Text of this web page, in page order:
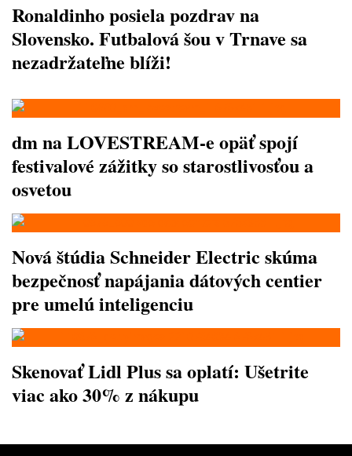
Ronaldinho posiela pozdrav na
Slovensko. Futbalová šou v Trnave sa
nezadržateľne blíži!
dm na LOVESTREAM-e opäť spojí
festivalové zážitky so starostlivosťou a
osvetou
Nová štúdia Schneider Electric skúma
bezpečnosť napájania dátových centier
pre umelú inteligenciu
Skenovať Lidl Plus sa oplatí: Ušetrite
viac ako 30% z nákupu